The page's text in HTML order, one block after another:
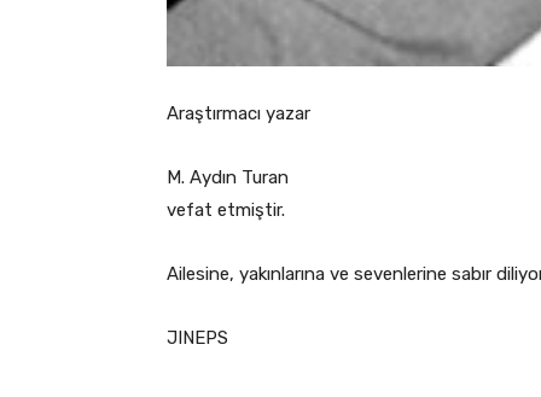
Araştırmacı yazar
M. Aydın Turan
vefat etmiştir.
Ailesine, yakınlarına ve sevenlerine sabır
JINEPS